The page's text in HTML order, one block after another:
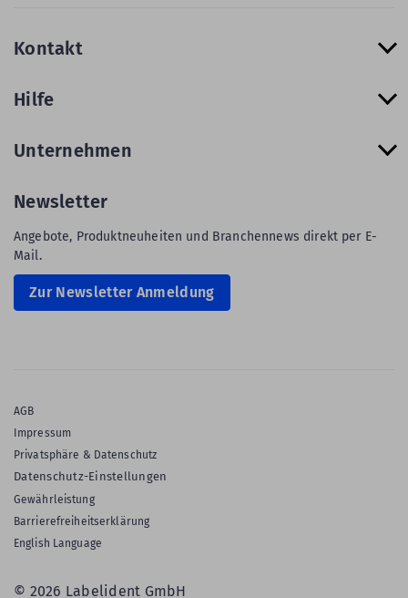
Kontakt
Hilfe
Unternehmen
Newsletter
Angebote, Produktneuheiten und Branchennews direkt per E-
Mail.
Zur Newsletter Anmeldung
AGB
Impressum
Privatsphäre & Datenschutz
Datenschutz-Einstellungen
Gewährleistung
Barrierefreiheitserklärung
English Language
© 2026 Labelident GmbH